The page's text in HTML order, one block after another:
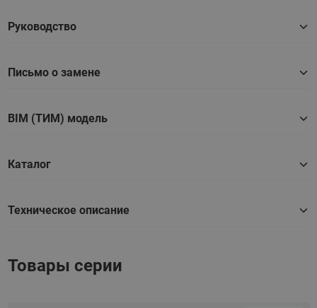
Руководство
Письмо о замене
BIM (ТИМ) модель
Каталог
Техническое описание
Товары серии